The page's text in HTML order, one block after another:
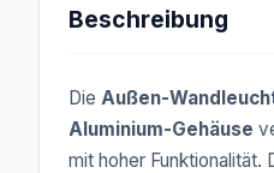
Beschreibung
Die Außen-
Aluminium-Gehäuse
mit hoher Funktionalität.